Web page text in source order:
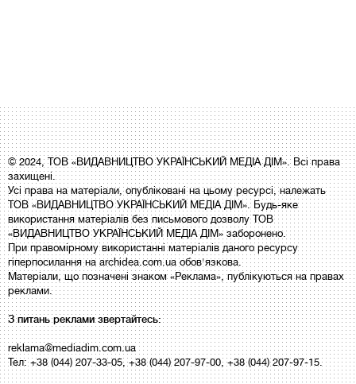
© 2024, ТОВ «ВИДАВНИЦТВО УКРАЇНСЬКИЙ МЕДІА ДІМ». Всі права
захищені.
Усі права на матеріали, опубліковані на цьому ресурсі, належать
ТОВ «ВИДАВНИЦТВО УКРАЇНСЬКИЙ МЕДІА ДІМ». Будь-яке
використання матеріалів без письмового дозволу ТОВ
«ВИДАВНИЦТВО УКРАЇНСЬКИЙ МЕДІА ДІМ» заборонено.
При правомірному використанні матеріалів даного ресурсу
гіперпосилання на archidea.com.ua обов'язкова.
Матеріали, що позначені знаком «Реклама», публікуються на правах
реклами.
З питань реклами звертайтесь:
reklama@mediadim.com.ua
Тел: +38 (044) 207-33-05, +38 (044) 207-97-00, +38 (044) 207-97-15.